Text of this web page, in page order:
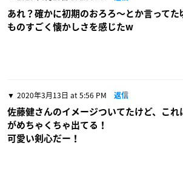
あれ？確かに初期のおろろ〜とか言ってた
ものすごく懐かしさを感じたw
2020年3月13日 at 5:56 PM 返信
佐藤健さんのイメージついてたけど、これ
がめちゃくちゃ出てる！
可愛い剣心だー！